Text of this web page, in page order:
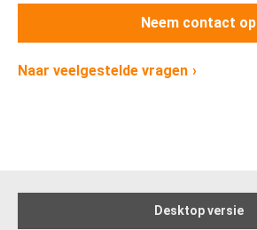
Neem contact op
Naar veelgestelde vragen
Desktop versie